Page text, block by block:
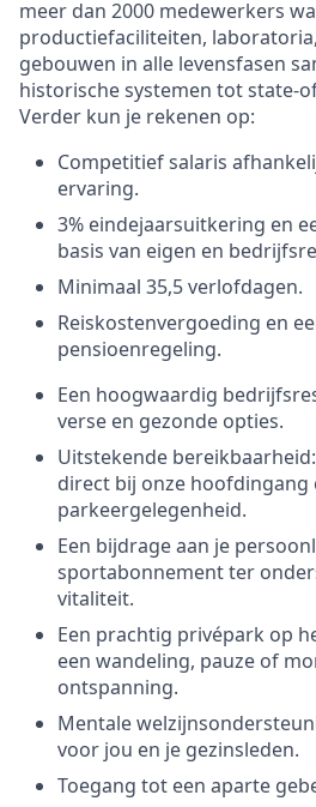
meer dan 2000 medewerkers
productiefaciliteiten,
gebouwen in alle levensfasen
historische systemen tot state-
Verder kun je rekenen op:
Competitief salaris
ervaring.
3% eindejaarsuitkering en
basis van eigen en
Minimaal 35,5 verlofdagen.
Reiskostenvergoeding en
pensioenregeling.
Een hoogwaardig
verse en gezonde opties.
Uitstekende
direct bij onze hoofdingang
parkeergelegenheid.
Een bijdrage aan je
sportabonnement ter
vitaliteit.
Een prachtig privépark op
een wandeling, pauze of
ontspanning.
Mentale
voor jou en je gezinsleden.
Toegang tot een aparte